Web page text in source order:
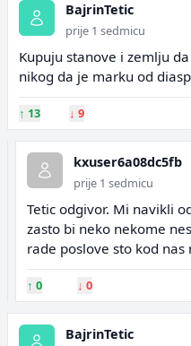
BajrinTetic
prije 1 sedmicu
Kupuju stanove i zemlju
nikog da je marku od
↑ 13 ↓ 9
kxuser6a08dc5fb
prije 1 sedmicu
Tetic odgivor. Mi navikli
zasto bi neko nekome
rade poslove sto kod
↑ 0 ↓ 0
BajrinTetic